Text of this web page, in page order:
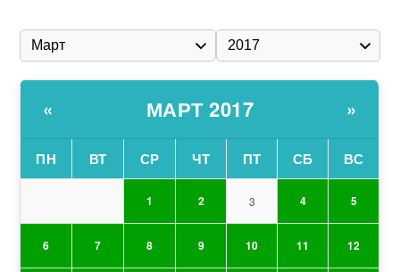
« МАРТ 2017 »
ПН ВТ СР ЧТ ПТ СБ ВС
1 2 3 4 5
6 7 8 9 10 11 12